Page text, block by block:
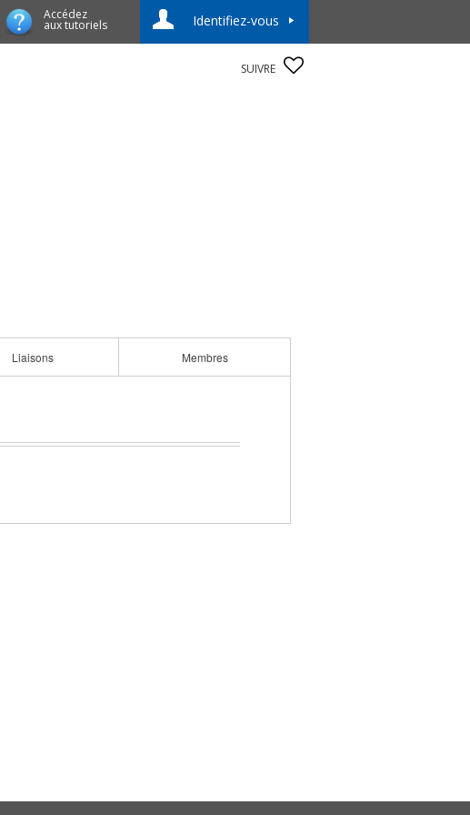
Accédez
aux tutoriels Identifiez-vous
SUIVRE
Liaisons Membres